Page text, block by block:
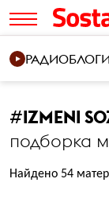
РАДИОБЛОГИ
#IZMENI
подборка
Найдено 54